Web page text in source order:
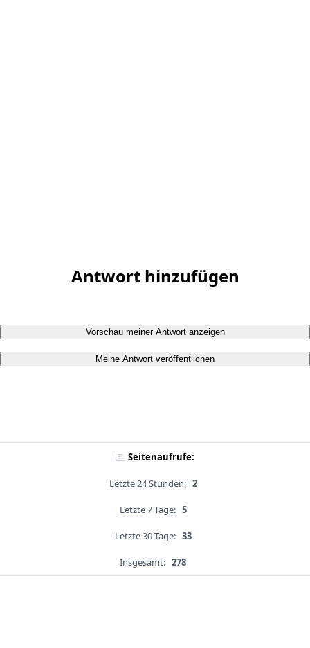
Antwort hinzufügen
Vorschau meiner Antwort anzeigen
Meine Antwort veröffentlichen
Seitenaufrufe:
Letzte 24 Stunden: 2
Letzte 7 Tage: 5
Letzte 30 Tage: 33
Insgesamt: 278